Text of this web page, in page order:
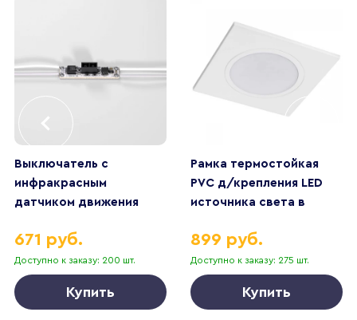
Выключатель с
инфракрасным
датчиком движения
95000/01 a067099
Доступно к заказу: 200 шт.
671 руб.
Купить
Рамка термостойкая
PVC д/крепления LED
источника света в
Piano Lightstar 012816
Доступно к заказу: 275 шт.
899 руб.
Купить